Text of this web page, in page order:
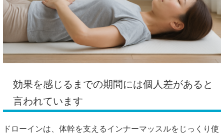
効果を感じるまでの期間には個人差があると
言われています
ドローインは、体幹を支えるインナーマッスルをじっくり使